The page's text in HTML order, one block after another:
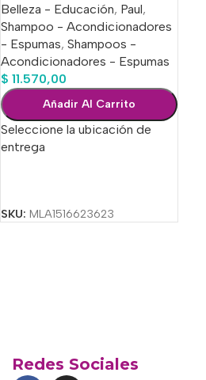
Belleza - Educación, Paul,
Shampoo - Acondicionadores
- Espumas, Shampoos -
Acondicionadores - Espumas
$ 11.570,00
Añadir Al Carrito
Seleccione la ubicación de
entrega
SKU: MLA1516623623
Redes Sociales